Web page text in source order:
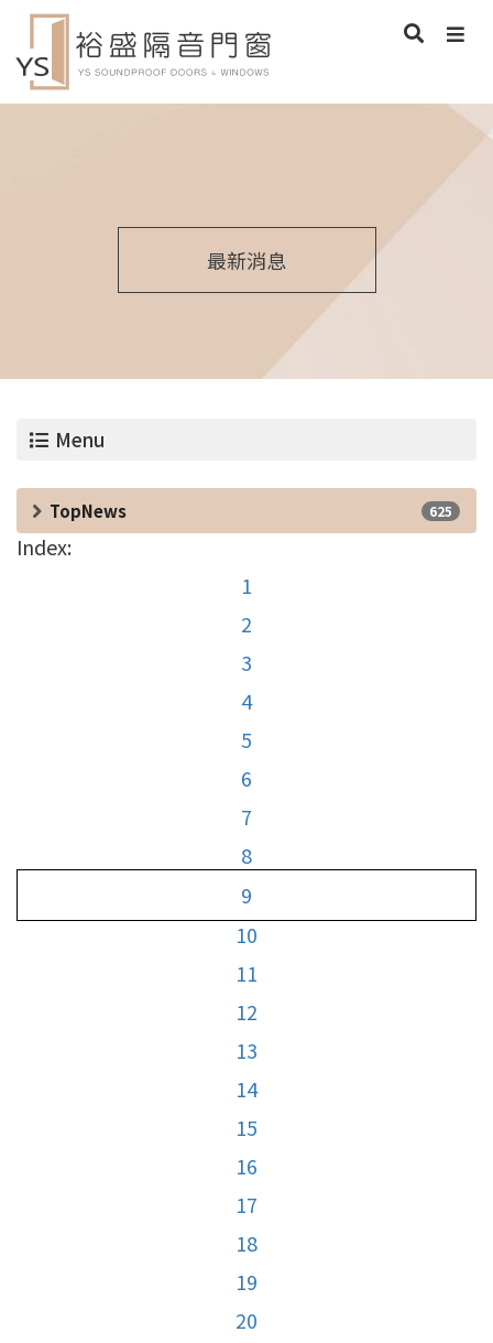
最新消息
Menu
TopNews 625
Index:
1
2
3
4
5
6
7
8
9
10
11
12
13
14
15
16
17
18
19
20